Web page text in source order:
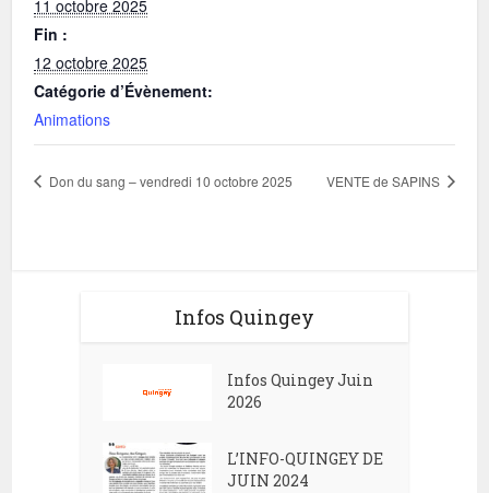
11 octobre 2025
Fin :
12 octobre 2025
Catégorie d’Évènement:
Animations
Don du sang – vendredi 10 octobre 2025 VENTE de SAPINS
Infos Quingey
Infos Quingey Juin
2026
L’INFO-QUINGEY DE
JUIN 2024